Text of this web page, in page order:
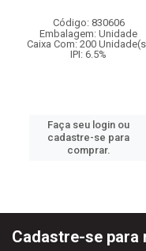
Código: 830606
Embalagem: Unidade
Caixa Com: 200
IPI: 6.5%
Faça seu login ou
cadastre-se para
comprar.
Cadastre-se